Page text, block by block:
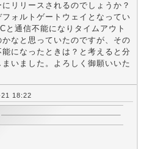
リリースされるのでしょうか？
ォルトゲートウェイとなってい
と通信不能になりタイムアウト
なと思っていたのですが、その
になったときは？と考えると分
いました。よろしく御願いいた
18:22